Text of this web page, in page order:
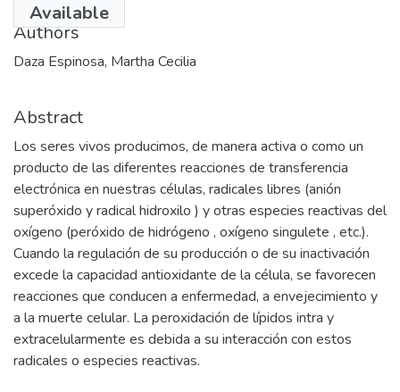
Available
Authors
Daza Espinosa, Martha Cecilia
Abstract
Los seres vivos producimos, de manera activa o como un
producto de las diferentes reacciones de transferencia
electrónica en nuestras células, radicales libres (anión
superóxido y radical hidroxilo ) y otras especies reactivas del
oxígeno (peróxido de hidrógeno , oxígeno singulete , etc.).
Cuando la regulación de su producción o de su inactivación
excede la capacidad antioxidante de la célula, se favorecen
reacciones que conducen a enfermedad, a envejecimiento y
a la muerte celular. La peroxidación de lípidos intra y
extracelularmente es debida a su interacción con estos
radicales o especies reactivas.